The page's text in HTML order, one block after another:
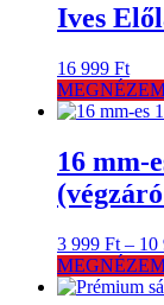
Ives
16 999 Ft
16 mm-
3 999 Ft – 10